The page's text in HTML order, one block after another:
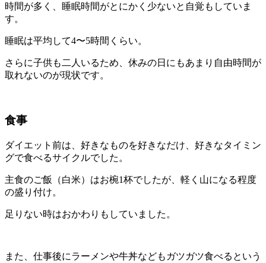
時間が多く、睡眠時間がとにかく少ないと自覚もしていま
す。
睡眠は平均して4〜5時間くらい。
さらに子供も二人いるため、休みの日にもあまり自由時間が
取れないのが現状です。
食事
ダイエット前は、好きなものを好きなだけ、好きなタイミン
グで食べるサイクルでした。
主食のご飯（白米）はお椀1杯でしたが、軽く山になる程度
の盛り付け。
足りない時はおかわりもしていました。
また、仕事後にラーメンや牛丼などもガツガツ食べるという